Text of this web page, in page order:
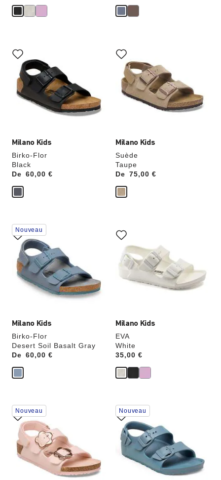
Milano Kids
Birko-Flor
Black
De
Price:60,00 €
sur
les
échantillons
couleurs
modifiera
l’image
Milano Kids
Suède
Taupe
De
Price:75,00 €
sur
les
échantillons
couleurs
modifiera
Milano Kids
Birko-Flor
Desert Soil Basalt Gray
De
Price:60,00 €
Cliquer
sur
les
échantillons
couleurs
modifiera
l’image
Nouveau
Milano Kids
EVA
White
Price:
35,00 €
sur
les
échantillons
couleurs
modifiera
Cliquer
sur
les
échantillons
de
couleurs
modifiera
l’image
Nouveau
Cliquer
sur
les
échantillons
couleurs
modifiera
Nouveau